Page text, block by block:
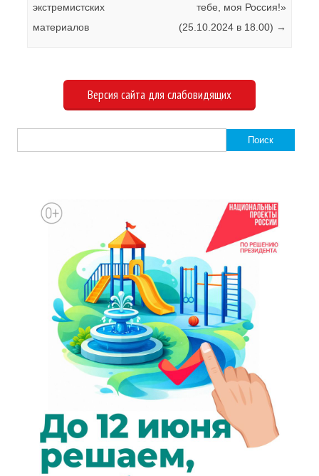
экстремистских
материалов
тебе, моя Россия!»
(25.10.2024 в 18.00) →
Версия сайта для слабовидящих